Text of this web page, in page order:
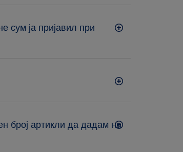
сум ја пријавил при
број артикли да дадам на